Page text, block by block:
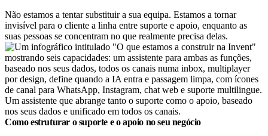
Não estamos a tentar substituir a sua equipa. Estamos a tornar
invisível para o cliente a linha entre suporte e apoio, enquanto as
suas pessoas se concentram no que realmente precisa delas.
Um assistente que abrange tanto o suporte como o apoio, baseado
nos seus dados e unificado em todos os canais.
Como estruturar o suporte e o apoio no seu negócio